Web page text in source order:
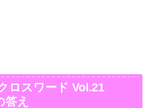
ロスワード Vol.21
え